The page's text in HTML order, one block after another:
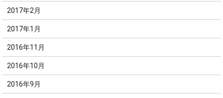
2017年2月
2017年1月
2016年11月
2016年10月
2016年9月